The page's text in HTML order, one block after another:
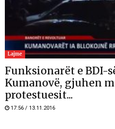
Lajme
Funksionarët e BDI-
Kumanovë, gjuhen
protestuesit...
17:56 / 13.11.2016